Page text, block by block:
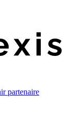
partenaire